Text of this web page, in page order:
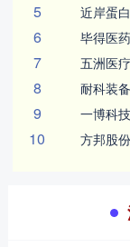
5 近岸蛋白
6 毕得医药
7 五洲医疗
8 耐科装备
9 一博科技
10 方邦股份